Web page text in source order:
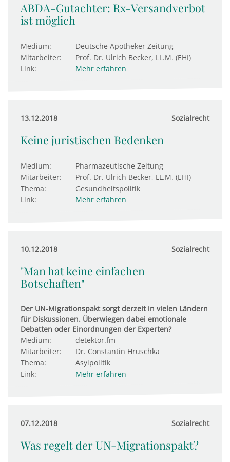
ABDA-Gutachter: Rx-Versandverbot
ist möglich
Medium:
Deutsche Apotheker Zeitung
Mitarbeiter:
Prof. Dr. Ulrich Becker, LL.M. (EHI)
Link:
Mehr erfahren
13.12.2018 Sozialrecht
Keine juristischen Bedenken
Medium:
Pharmazeutische Zeitung
Mitarbeiter:
Prof. Dr. Ulrich Becker, LL.M. (EHI)
Thema:
Gesundheitspolitik
Link:
Mehr erfahren
10.12.2018 Sozialrecht
"Man hat keine einfachen
Botschaften"
Der UN-Migrationspakt sorgt derzeit in vielen Ländern
für Diskussionen. Überwiegen dabei emotionale
Debatten oder Einordnungen der Experten?
Medium:
detektor.fm
Mitarbeiter:
Dr. Constantin Hruschka
Thema:
Asylpolitik
Link:
Mehr erfahren
07.12.2018 Sozialrecht
Was regelt der UN-Migrationspakt?